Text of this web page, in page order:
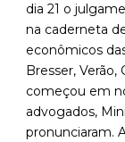
dia 21 o
na caderneta
econômicos
Bresser,
começou em
advogados,
pronunciaram.